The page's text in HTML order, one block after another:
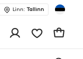
Linn: Tallinn